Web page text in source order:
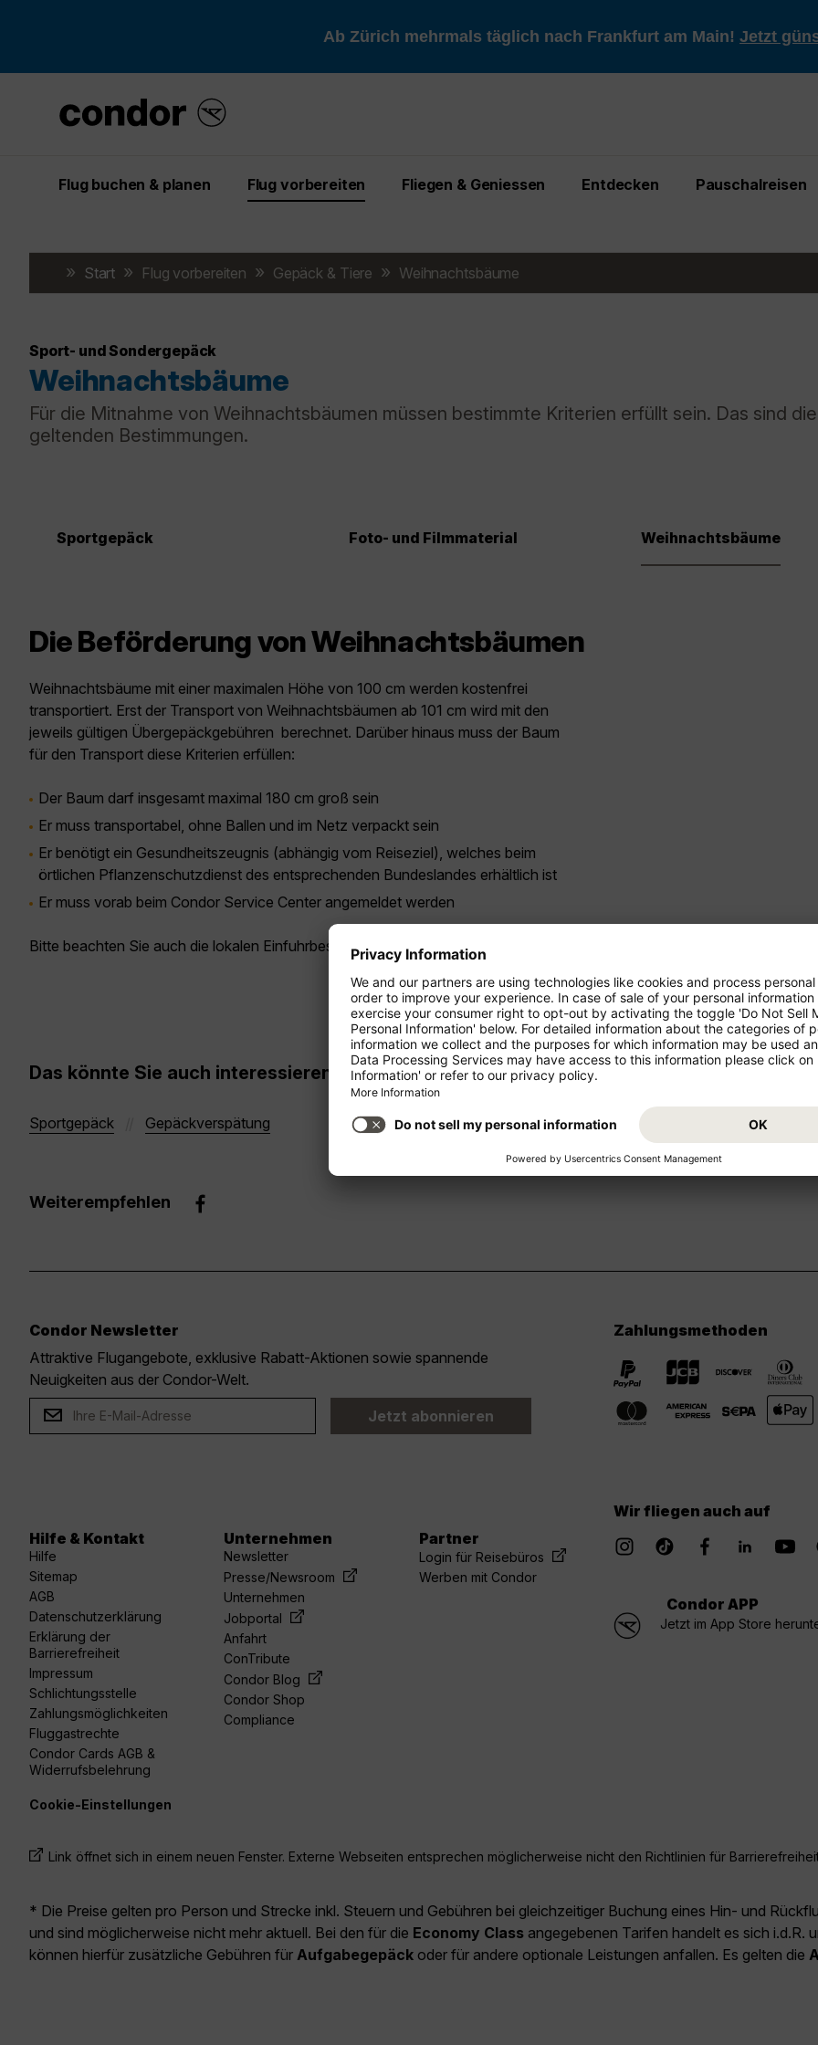
Ab Zürich mehrmals täglich nach Frankfurt am Main! Jetzt
Flug buchen & planen Flug vorbereiten Fliegen & Geniessen Entdecken Pauschalreisen
Start Flug vorbereiten Gepäck & Tiere Weihnachtsbäume
Sport- und Sondergepäck
Weihnachtsbäume
Für die Mitnahme von Weihnachtsbäumen müssen bestimmte Kriterien erfüllt sein. Das sind die
geltenden Bestimmungen.
Sportgepäck Foto- und Filmmaterial Weihnachtsbäume
Die Beförderung von Weihnachtsbäumen
Weihnachtsbäume mit einer maximalen Höhe von 100 cm werden kostenfrei
transportiert. Erst der Transport von Weihnachtsbäumen ab 101 cm wird mit den
jeweils gültigen Übergepäckgebühren berechnet. Darüber hinaus muss der Baum
für den Transport diese Kriterien erfüllen:
Der Baum darf insgesamt maximal 180 cm groß sein
Er muss transportabel, ohne Ballen und im Netz verpackt sein
Er benötigt ein Gesundheitszeugnis (abhängig vom Reiseziel), welches beim
örtlichen Pflanzenschutzdienst des entsprechenden Bundeslandes erhältlich ist
Er muss vorab beim Condor Service Center angemeldet werden
Bitte beachten Sie auch die lokalen Einfuhrbestimmungen Ihres Reiselandes!
Das könnte Sie auch interessieren
Sportgepäck Gepäckverspätung
Weiterempfehlen
Condor Newsletter
Attraktive Flugangebote, exklusive Rabatt-Aktionen sowie spannende
Neuigkeiten aus der Condor-Welt.
Jetzt abonnieren
Zahlungsmethoden
Hilfe & Kontakt
Hilfe
Sitemap
AGB
Datenschutzerklärung
Erklärung der
Barrierefreiheit
Impressum
Schlichtungsstelle
Zahlungsmöglichkeiten
Fluggastrechte
Condor Cards AGB &
Widerrufsbelehrung
Unternehmen
Newsletter
Presse/Newsroom
Unternehmen
Jobportal
Anfahrt
ConTribute
Condor Blog
Condor Shop
Compliance
Partner
Login für Reisebüros
Werben mit Condor
Wir fliegen auch auf
Condor APP
Jetzt im App Store
Cookie-Einstellungen
Link öffnet sich in einem neuen Fenster. Externe Webseiten entsprechen möglicherweise nicht den Richtlinien für
* Die Preise gelten pro Person und Strecke inkl. Steuern und Gebühren bei gleichzeitiger Buchung eines Hin- und
und sind möglicherweise nicht mehr aktuell. Bei den für die Economy Class angegebenen Tarifen handelt es sich i.d.R.
können hierfür zusätzliche Gebühren für Aufgabegepäck oder für andere optionale Leistungen anfallen. Es gelten die